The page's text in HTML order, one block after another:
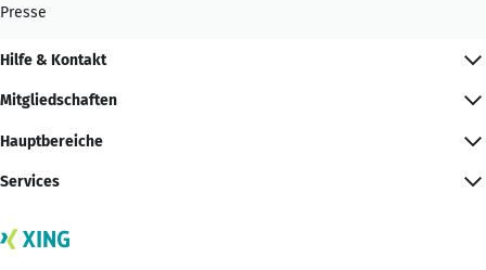
Presse
Hilfe & Kontakt
Mitgliedschaften
Hauptbereiche
Services